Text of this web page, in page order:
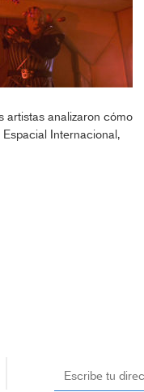
artistas analizaron cómo
Internacional,